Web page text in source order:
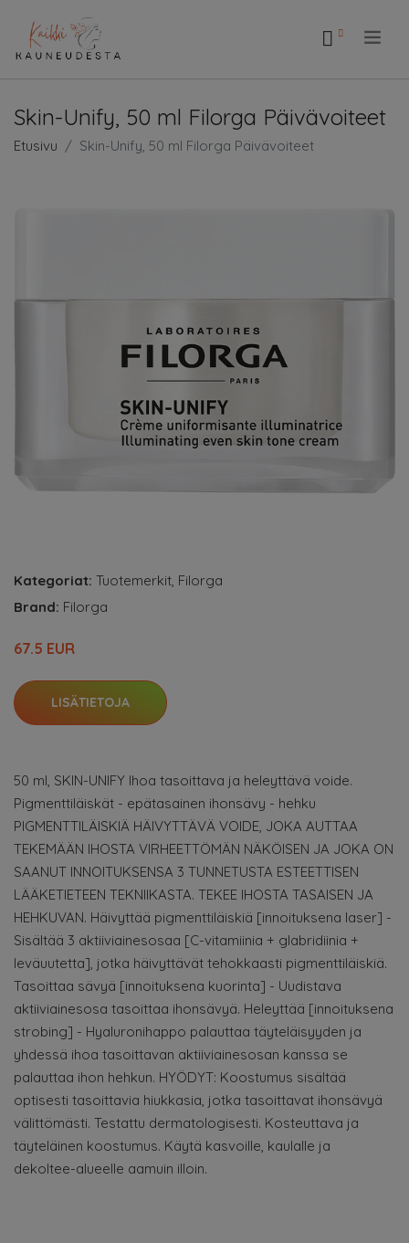
Skin-Unify, 50 ml Filorga Päivävoiteet
Etusivu Skin-Unify, 50 ml Filorga Päivävoiteet
Kategoriat: Tuotemerkit, Filorga
Brand: Filorga
67.5 EUR
LISÄTIETOJA
50 ml, SKIN-UNIFY Ihoa tasoittava ja heleyttävä voide.
Pigmenttiläiskät - epätasainen ihonsävy - hehku
PIGMENTTILÄISKIÄ HÄIVYTTÄVÄ VOIDE, JOKA AUTTAA
TEKEMÄÄN IHOSTA VIRHEETTÖMÄN NÄKÖISEN JA JOKA ON
SAANUT INNOITUKSENSA 3 TUNNETUSTA ESTEETTISEN
LÄÄKETIETEEN TEKNIIKASTA. TEKEE IHOSTA TASAISEN JA
HEHKUVAN. Häivyttää pigmenttiläiskiä [innoituksena laser] -
Sisältää 3 aktiiviainesosaa [C-vitamiinia + glabridiinia +
leväuutetta], jotka häivyttävät tehokkaasti pigmenttiläiskiä.
Tasoittaa sävyä [innoituksena kuorinta] - Uudistava
aktiiviainesosa tasoittaa ihonsävyä. Heleyttää [innoituksena
strobing] - Hyaluronihappo palauttaa täyteläisyyden ja
yhdessä ihoa tasoittavan aktiiviainesosan kanssa se
palauttaa ihon hehkun. HYÖDYT: Koostumus sisältää
optisesti tasoittavia hiukkasia, jotka tasoittavat ihonsävyä
välittömästi. Testattu dermatologisesti. Kosteuttava ja
täyteläinen koostumus. Käytä kasvoille, kaulalle ja
dekoltee-alueelle aamuin illoin.